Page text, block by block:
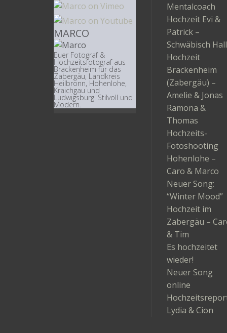
MARCO
Euer Fotograf &
Hochzeitsfotograf aus
Brackenheim für das
Zabergäu, Landkreis
Heilbronn, Hohenlohe,
Kraichgau und
Ludwigsburg. Stilvoll und
Modern.
Mentalcoach
Hochzeit Evi &
Patrick –
Schwäbisch Hall
Hochzeit
Brackenheim
(Zabergäu) –
Amelie & Jonas
Ramona &
Thomas
Hochzeits-
Fotoshooting
Hohenlohe –
Caro & Marco
Neuer Song:
“Winter Mood”
Hochzeit im
Zabergäu –
& Tim
Es hochzeitet
wieder!
Neuer Song
online
Lydia & Cion